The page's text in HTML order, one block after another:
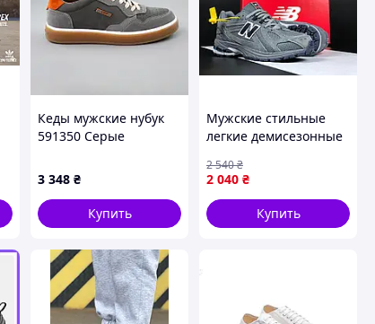
Кеды мужские нубук
591350 Серые
3 348 ₴
Купить
Мужские стильные
легкие демисезонные
Balance 1906R,
качественные
натуральный замш 46-
29см
2 040 ₴
2 540₴
Купить